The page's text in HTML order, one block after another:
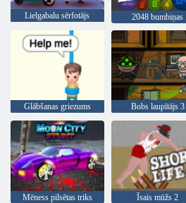
Lielgabalu sērfotājs 2048 bumbiņas
Glābšanas griezums Bobs laupītājs 3
Mēness pilsētas triks Īsais mūžs 2